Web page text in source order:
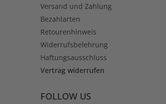
Versand und Zahlung
Bezahlarten
Retourenhinweis
Widerrufsbelehrung
Haftungsausschluss
Vertrag widerrufen
FOLLOW US